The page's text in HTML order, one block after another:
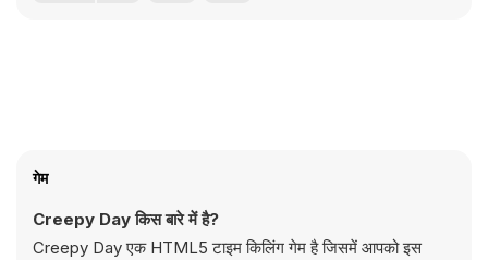
गेम
Creepy Day किस बारे में है?
Creepy Day एक HTML5 टाइम किलिंग गेम है जिसमें आपको इस